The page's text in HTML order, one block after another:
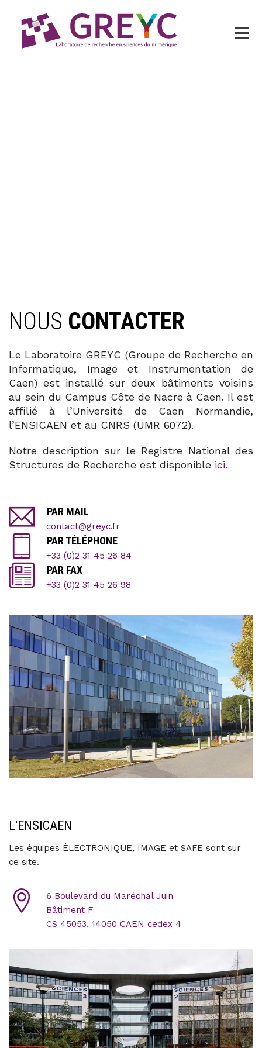
NOUS CONTACTER
Le Laboratoire GREYC (Groupe de Recherche en
Informatique, Image et Instrumentation de
Caen) est installé sur deux bâtiments voisins
au sein du Campus Côte de Nacre à Caen. Il est
affilié à l’Université de Caen Normandie,
l’ENSICAEN et au CNRS (UMR 6072).
Notre description sur le Registre National des
Structures de Recherche est disponible ici.
PAR MAIL
contact@greyc.fr
PAR TÉLÉPHONE
+33 (0)2 31 45 26 84
PAR FAX
+33 (0)2 31 45 26 98
L'ENSICAEN
Les équipes ÉLECTRONIQUE, IMAGE et SAFE sont sur
ce site.
6 Boulevard du Maréchal Juin
Bâtiment F
CS 45053, 14050 CAEN cedex 4